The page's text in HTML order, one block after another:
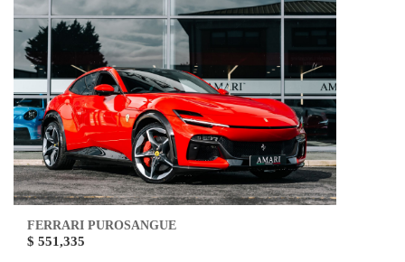
FERRARI PUROSANGUE
$ 551,335